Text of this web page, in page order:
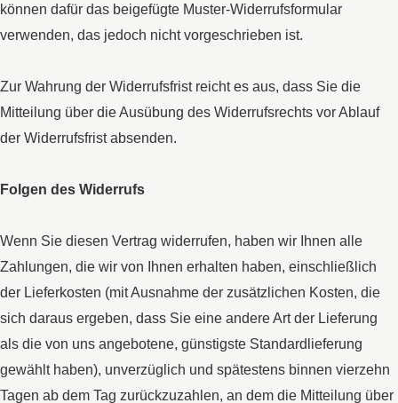
können dafür das beigefügte Muster-Widerrufsformular
verwenden, das jedoch nicht vorgeschrieben ist.
Zur Wahrung der Widerrufsfrist reicht es aus, dass Sie die
Mitteilung über die Ausübung des Widerrufsrechts vor Ablauf
der Widerrufsfrist absenden.
Folgen des Widerrufs
Wenn Sie diesen Vertrag widerrufen, haben wir Ihnen alle
Zahlungen, die wir von Ihnen erhalten haben, einschließlich
der Lieferkosten (mit Ausnahme der zusätzlichen Kosten, die
sich daraus ergeben, dass Sie eine andere Art der Lieferung
als die von uns angebotene, günstigste Standardlieferung
gewählt haben), unverzüglich und spätestens binnen vierzehn
Tagen ab dem Tag zurückzuzahlen, an dem die Mitteilung über